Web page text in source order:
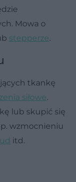
Mowa o
stepperze.
tkankę
siłowe.
lub skupić się
wzmocnieniu
ud itd.